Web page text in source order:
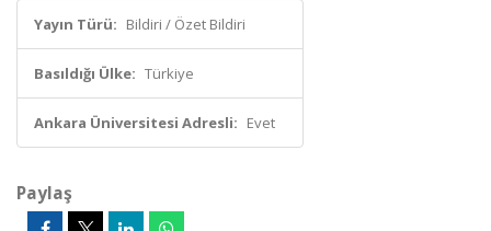
Yayın Türü: Bildiri / Özet Bildiri
Basıldığı Ülke: Türkiye
Ankara Üniversitesi Adresli: Evet
Paylaş